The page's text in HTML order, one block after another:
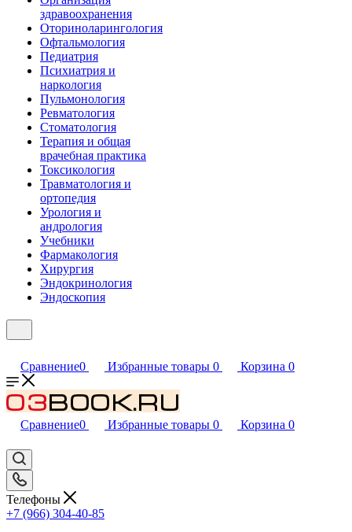
здравоохранения
Оториноларингология
Офтальмология
Педиатрия
Психиатрия и
наркология
Пульмонология
Ревматология
Стоматология
Терапия и общая
врачебная практика
Токсикология
Травматология и
ортопедия
Урология и
андрология
Учебники
Фармакология
Хирургия
Эндокринология
Эндоскопия
Сравнение0 Избранные товары 0 Корзина 0
Сравнение0 Избранные товары 0 Корзина 0
Телефоны
+7 (966) 304-40-85